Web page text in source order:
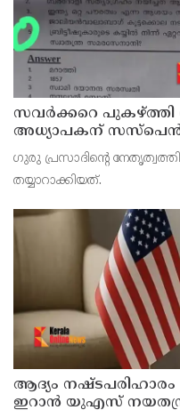
സവര്‍ക്കറെ പുകഴ്ത്തി
അധ്യാപകന്
ഗുരു പ്രസാദിന്റെ
തയ്യാറാക്കിയത്.
ആദ്യം
ഇറാന്‍ യുഎസ്